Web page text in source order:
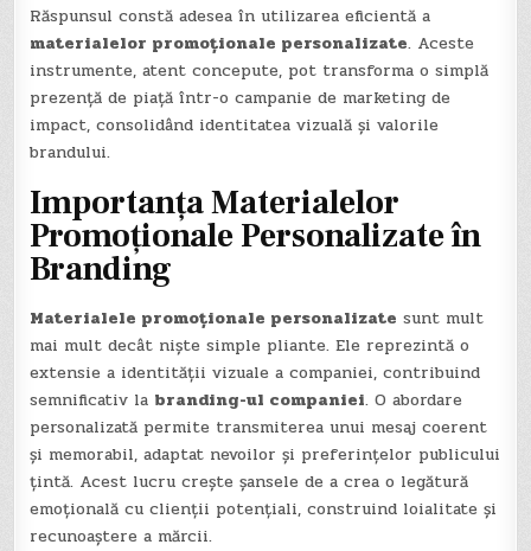
Răspunsul constă adesea în utilizarea eficientă a
materialelor promoționale personalizate. Aceste
instrumente, atent concepute, pot transforma o simplă
prezență de piață într-o campanie de marketing de
impact, consolidând identitatea vizuală și valorile
brandului.
Importanța Materialelor
Promoționale Personalizate în
Branding
Materialele promoționale personalizate sunt mult
mai mult decât niște simple pliante. Ele reprezintă o
extensie a identității vizuale a companiei, contribuind
semnificativ la branding-ul companiei. O abordare
personalizată permite transmiterea unui mesaj coerent
și memorabil, adaptat nevoilor și preferințelor publicului
țintă. Acest lucru crește șansele de a crea o legătură
emoțională cu clienții potențiali, construind loialitate și
recunoaștere a mărcii.